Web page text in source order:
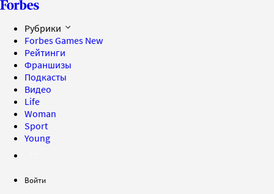
Рубрики
Forbes Games New
Рейтинги
Франшизы
Подкасты
Видео
Life
Woman
Sport
Young
Войти